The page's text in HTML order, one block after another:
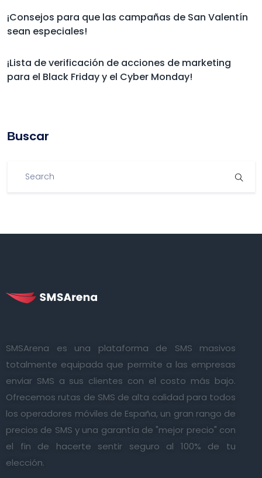
¡Consejos para que las campañas de San Valentín
sean especiales!
¡Lista de verificación de acciones de marketing
para el Black Friday y el Cyber Monday!
Βuscar
SMSArena es una plataforma de SMS masivos
totalmente equipada que permite a las empresas
enviar SMS a sus clientes con el costo más bajo.
Ofrecemos rutas de SMS de alta calidad para todos
los operadores móviles de España, un gran rango de
precios de SMS y una garantía de "mejor precio" con
el fin de hacerte sentir seguro al 100% de tu
elección.